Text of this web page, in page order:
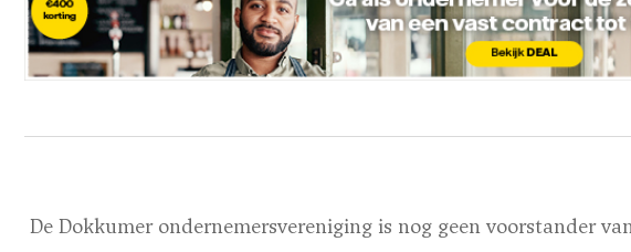
De Dokkumer ondernemersvereniging is nog geen voorstander